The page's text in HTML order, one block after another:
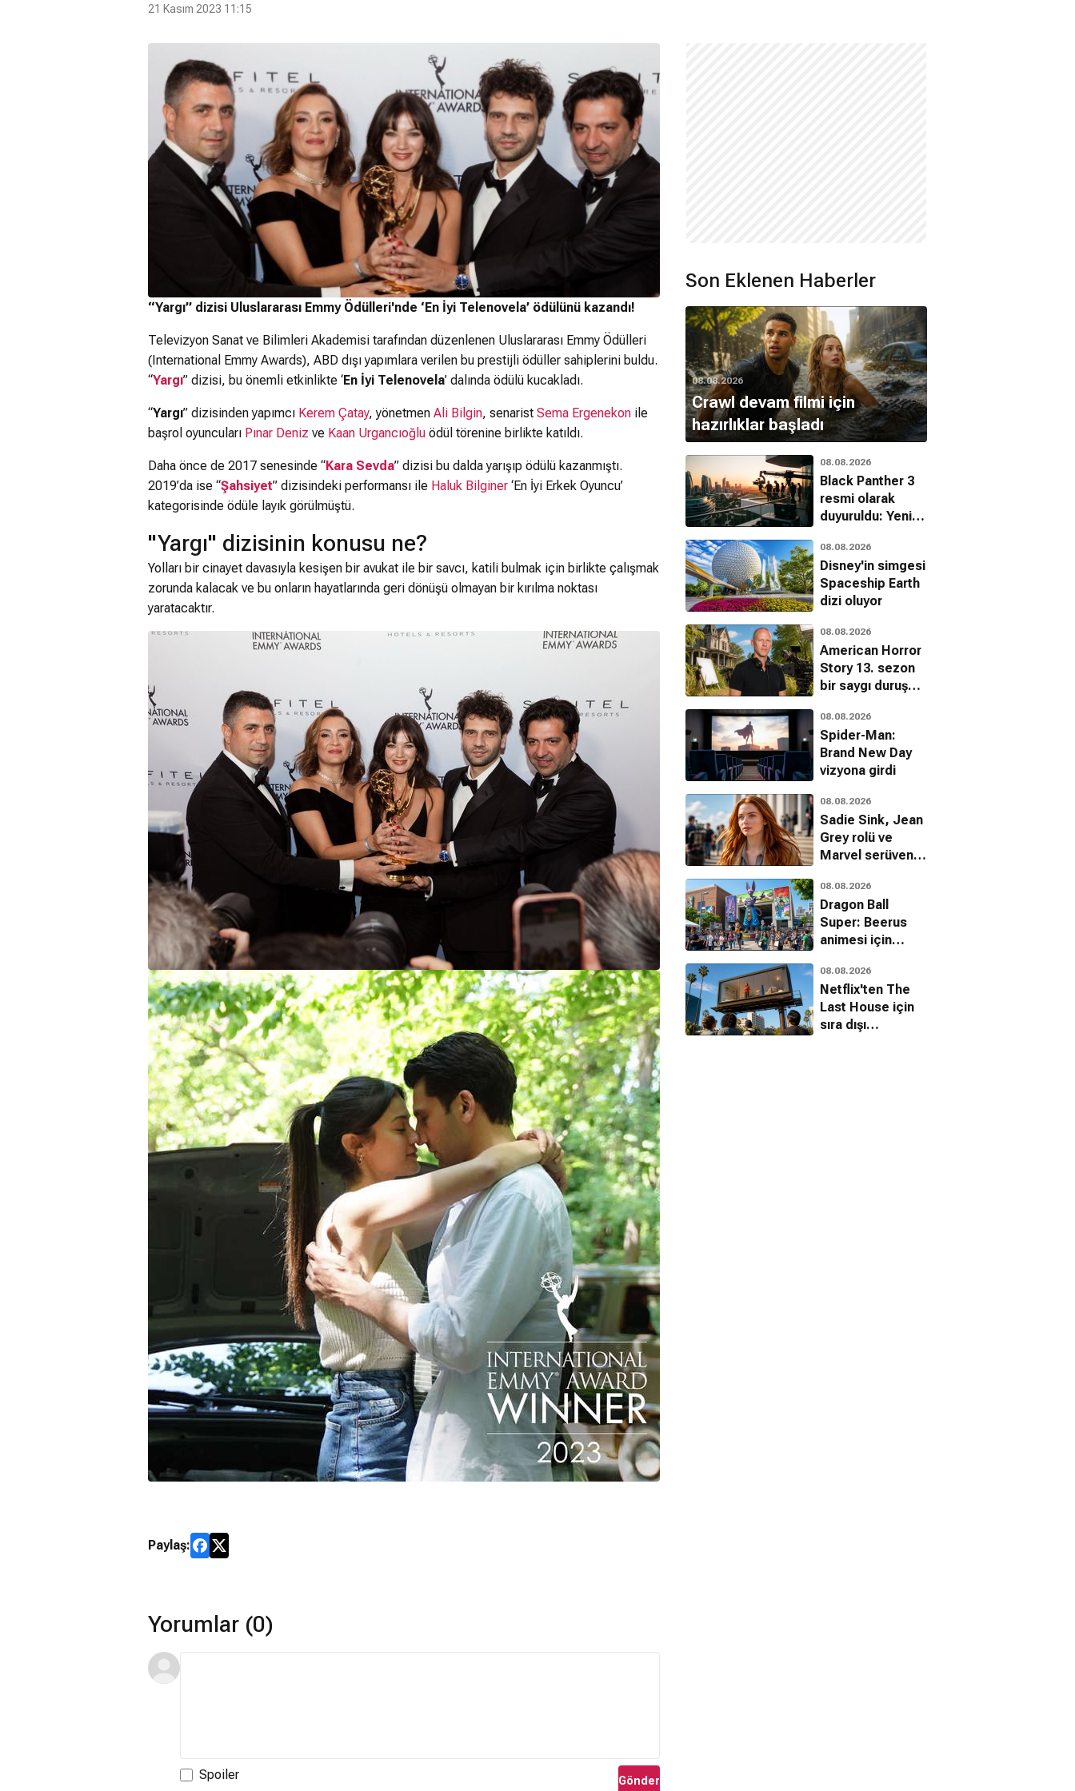
21 Kasım 2023 11:15
“Yargı” dizisi Uluslararası Emmy Ödülleri'nde ‘En İyi Telenovela’ ödülünü kazandı!
Televizyon Sanat ve Bilimleri Akademisi tarafından düzenlenen Uluslararası Emmy Ödülleri
(International Emmy Awards), ABD dışı yapımlara verilen bu prestijli ödüller sahiplerini buldu.
“Yargı” dizisi, bu önemli etkinlikte ‘En İyi Telenovela’ dalında ödülü kucakladı.
“Yargı” dizisinden yapımcı Kerem Çatay, yönetmen Ali Bilgin, senarist Sema Ergenekon ile
başrol oyuncuları Pınar Deniz ve Kaan Urgancıoğlu ödül törenine birlikte katıldı.
Daha önce de 2017 senesinde “Kara Sevda” dizisi bu dalda yarışıp ödülü kazanmıştı.
2019’da ise “Şahsiyet” dizisindeki performansı ile Haluk Bilginer ‘En İyi Erkek Oyuncu’
kategorisinde ödüle layık görülmüştü.
"Yargı" dizisinin konusu ne?
Yolları bir cinayet davasıyla kesişen bir avukat ile bir savcı, katili bulmak için birlikte çalışmak
zorunda kalacak ve bu onların hayatlarında geri dönüşü olmayan bir kırılma noktası
yaratacaktır.
Paylaş:
Yorumlar (0)
Spoiler Gönder
Son Eklenen Haberler
08.08.2026
Crawl devam filmi için
hazırlıklar başladı
08.08.2026
Black Panther 3
resmi olarak
duyuruldu: Yeni
08.08.2026
Disney'in simgesi
Spaceship Earth
dizi oluyor
08.08.2026
American Horror
Story 13. sezon
bir saygı duruşu
08.08.2026
Spider-Man:
Brand New Day
vizyona girdi
08.08.2026
Sadie Sink, Jean
Grey rolü ve
Marvel serüveni
konuştu
08.08.2026
Dragon Ball
Super: Beerus
animesi için
detaylar
08.08.2026
Netflix'ten The
Last House için
sıra dışı